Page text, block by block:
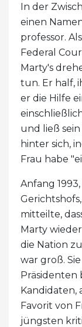
In der
einen
professor.
Federal
Marty's
tun. Er half,
er die Hilfe
und ließ
hinter sich,
Frau habe
Anfang
mitteilte,
Marty
die Nation
war groß.
Präsidenten
Kandidaten,
Favorit von
jüngsten